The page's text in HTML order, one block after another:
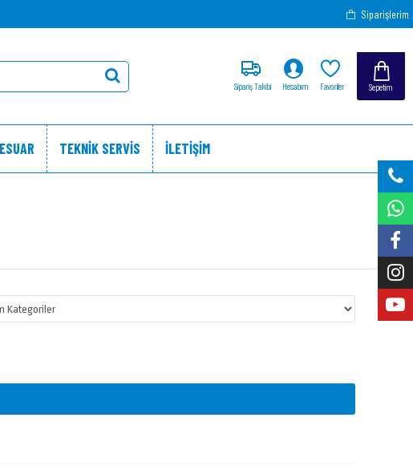
Siparişlerim
Sipariş Takibi Hesabım Favoriler Sepetim
TEKNİK SERVİS İLETİŞİM